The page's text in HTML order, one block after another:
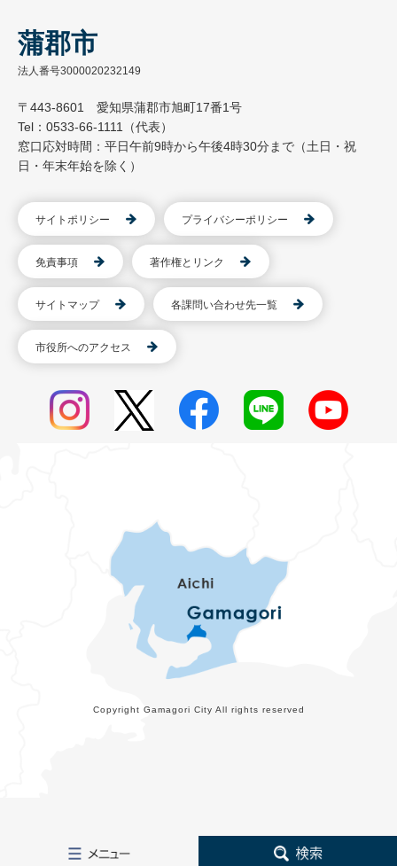
蒲郡市
法人番号3000020232149
〒443-8601 愛知県蒲郡市旭町17番1号
Tel：0533-66-1111（代表）
窓口応対時間：平日午前9時から午後4時30分まで（土日・祝
日・年末年始を除く）
サイトポリシー プライバシーポリシー
免責事項 著作権とリンク
サイトマップ 各課問い合わせ先一覧
市役所へのアクセス
Copyright Gamagori City All rights reserved